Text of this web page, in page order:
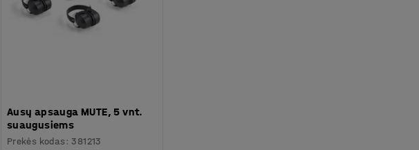
Ausų apsauga MUTE, 5 vnt.
suaugusiems
Prekės kodas :381213